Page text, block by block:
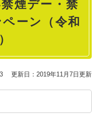
煙デー・禁
ーン（令和
更新日：2019年11月7日更新